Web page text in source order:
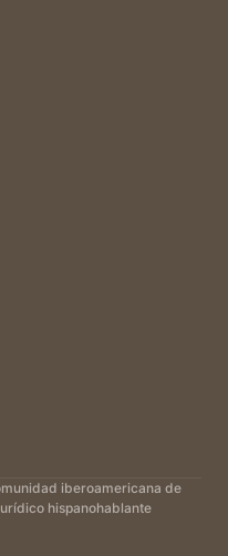
iberoamericana de
hispanohablante